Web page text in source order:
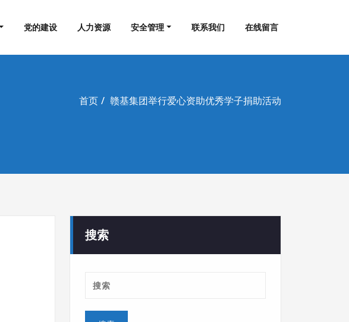
党的建设 人力资源 安全管理 联系我们 在线留言
首页 赣基集团举行爱心资助优秀学子捐助活动
搜索